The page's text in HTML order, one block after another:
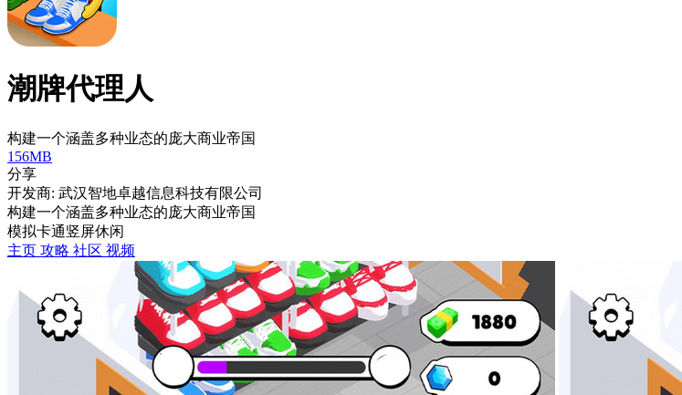
潮牌代理人
构建一个涵盖多种业态的庞大商业帝国
156MB
分享
开发商: 武汉智地卓越信息科技有限公司
构建一个涵盖多种业态的庞大商业帝国
模拟卡通竖屏休闲
主页 攻略 社区 视频